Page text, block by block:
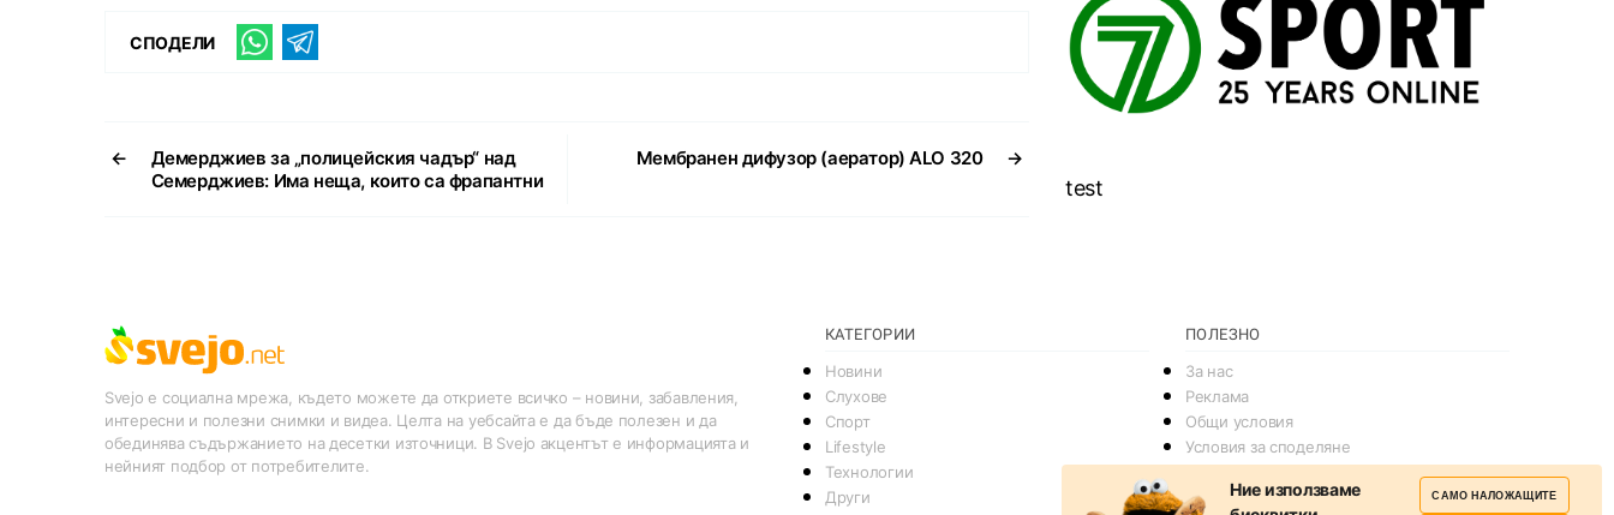
СПОДЕЛИ
←
Демерджиев за „полицейския чадър“ над
Семерджиев: Има неща, които са фрапантни
→
Mембранен дифузор (аератор) ALO 320
test
Svejo е социална мрежа, където можете да откриете всичко – новини, забавления,
интересни и полезни снимки и видеа. Целта на уебсайта е да бъде полезен и да
обединява съдържанието на десетки източници. В Svejo акцентът е информацията и
нейният подбор от потребителите.
КАТЕГОРИИ
Новини
Слухове
Спорт
Lifestyle
Технологии
Други
ПОЛЕЗНО
За нас
Реклама
Общи условия
Условия за споделяне
Политика на Бисквитките
Ние използваме
САМО НАЛОЖАЩИТЕ